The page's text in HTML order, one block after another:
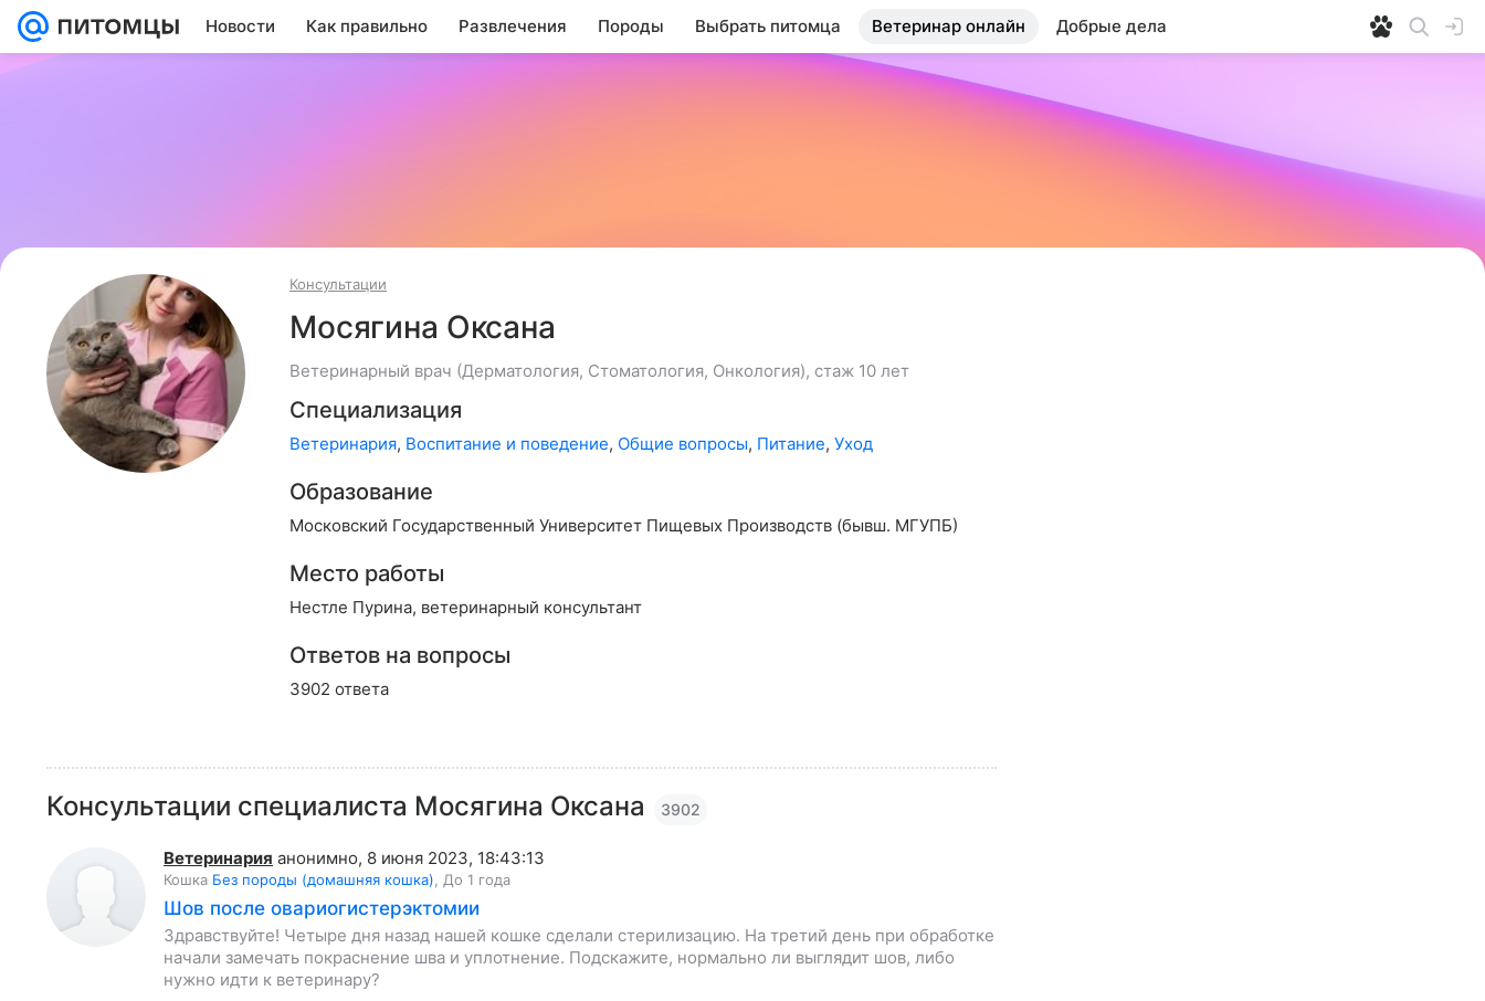
Новости Как правильно Развлечения Породы Выбрать питомца Ветеринар онлайн Добрые дела
Консультации
Мосягина Оксана
Ветеринарный врач (Дерматология, Стоматология, Онкология), стаж 10 лет
Специализация
Ветеринария, Воспитание и поведение, Общие вопросы, Питание, Уход
Образование
Московский Государственный Университет Пищевых Производств (бывш. МГУПБ)
Место работы
Нестле Пурина, ветеринарный консультант
Ответов на вопросы
3902 ответа
Консультации специалиста Мосягина Оксана 3902
Ветеринария анонимно, 8 июня 2023, 18:43:13
Кошка Без породы (домашняя кошка) До 1 года
Шов после овариогистерэктомии
Здравствуйте! Четыре дня назад нашей кошке сделали стерилизацию. На третий день при обработке
начали замечать покраснение шва и уплотнение. Подскажите, нормально ли выглядит шов, либо
нужно идти к ветеринару?